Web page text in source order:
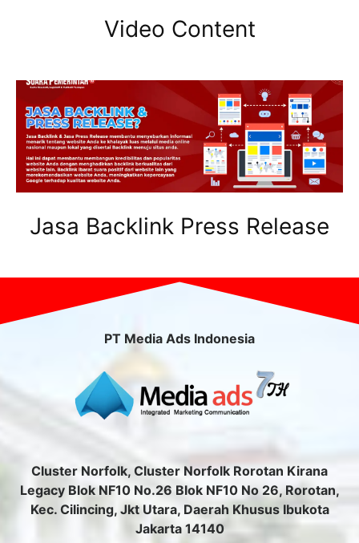
Video Content
Jasa Backlink Press Release
PT Media Ads Indonesia
Cluster Norfolk, Cluster Norfolk Rorotan Kirana
Legacy Blok NF10 No.26 Blok NF10 No 26, Rorotan,
Kec. Cilincing, Jkt Utara, Daerah Khusus Ibukota
Jakarta 14140